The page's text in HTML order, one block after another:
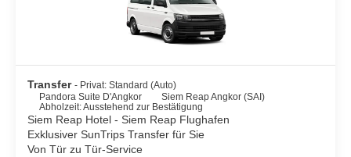
Transfer - Privat: Standard (Auto)
Pandora Suite D'Angkor
Siem Reap Angkor (SAI)
Abholzeit: Ausstehend zur Bestätigung
Siem Reap Hotel - Siem Reap Flughafen
Exklusiver SunTrips Transfer für Sie
Von Tür zu Tür-Service